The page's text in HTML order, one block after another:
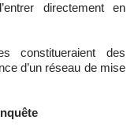
directement en
constitueraient des
d’un réseau de mise